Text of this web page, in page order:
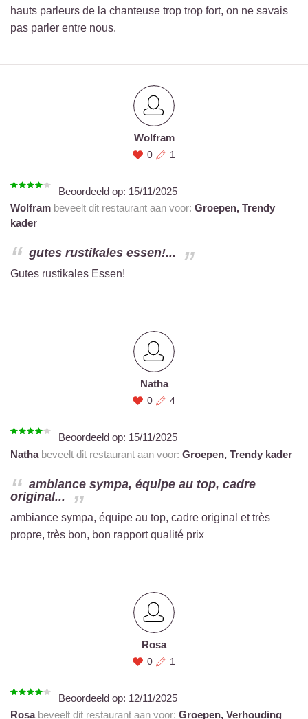
hauts parleurs de la chanteuse trop trop fort, on ne savais
pas parler entre nous.
Wolfram
0 1
Beoordeeld op: 15/11/2025
Wolfram beveelt dit restaurant aan voor: Groepen, Trendy
kader
gutes rustikales essen!...
Gutes rustikales Essen!
Natha
0 4
Beoordeeld op: 15/11/2025
Nathabeveelt dit restaurant aan voor: Groepen, Trendy kader
ambiance sympa, équipe au top, cadre
original...
ambiance sympa, équipe au top, cadre original et très
propre, très bon, bon rapport qualité prix
Rosa
0 1
Beoordeeld op: 12/11/2025
Rosabeveelt dit restaurant aan voor: Groepen, Verhouding